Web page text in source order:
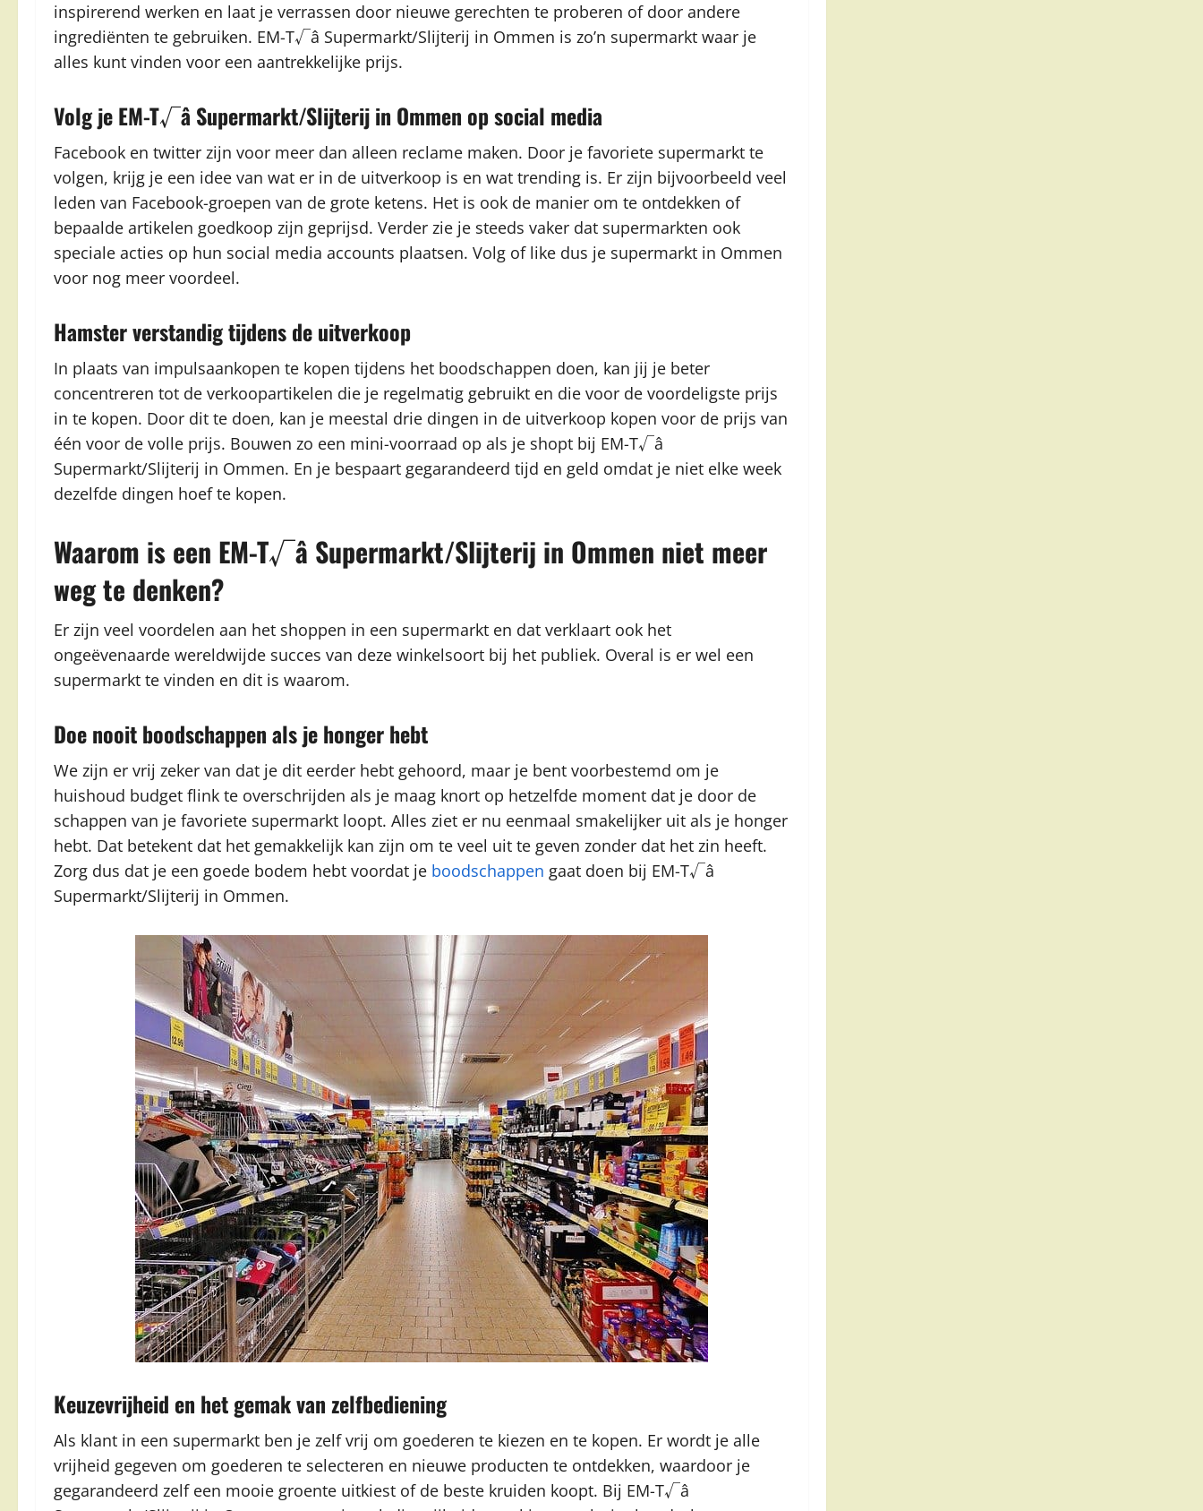
inspirerend werken en laat je verrassen door nieuwe gerechten te proberen of door andere
ingrediënten te gebruiken. EM-T√â Supermarkt/Slijterij in Ommen is zo’n supermarkt waar je
alles kunt vinden voor een aantrekkelijke prijs.
Volg je EM-T√â Supermarkt/Slijterij in Ommen op social media
Facebook en twitter zijn voor meer dan alleen reclame maken. Door je favoriete supermarkt te
volgen, krijg je een idee van wat er in de uitverkoop is en wat trending is. Er zijn bijvoorbeeld veel
leden van Facebook-groepen van de grote ketens. Het is ook de manier om te ontdekken of
bepaalde artikelen goedkoop zijn geprijsd. Verder zie je steeds vaker dat supermarkten ook
speciale acties op hun social media accounts plaatsen. Volg of like dus je supermarkt in Ommen
voor nog meer voordeel.
Hamster verstandig tijdens de uitverkoop
In plaats van impulsaankopen te kopen tijdens het boodschappen doen, kan jij je beter
concentreren tot de verkoopartikelen die je regelmatig gebruikt en die voor de voordeligste prijs
in te kopen. Door dit te doen, kan je meestal drie dingen in de uitverkoop kopen voor de prijs van
één voor de volle prijs. Bouwen zo een mini-voorraad op als je shopt bij EM-T√â
Supermarkt/Slijterij in Ommen. En je bespaart gegarandeerd tijd en geld omdat je niet elke week
dezelfde dingen hoef te kopen.
Waarom is een EM-T√â Supermarkt/Slijterij in Ommen niet meer
weg te denken?
Er zijn veel voordelen aan het shoppen in een supermarkt en dat verklaart ook het
ongeëvenaarde wereldwijde succes van deze winkelsoort bij het publiek. Overal is er wel een
supermarkt te vinden en dit is waarom.
Doe nooit boodschappen als je honger hebt
We zijn er vrij zeker van dat je dit eerder hebt gehoord, maar je bent voorbestemd om je
huishoud budget flink te overschrijden als je maag knort op hetzelfde moment dat je door de
schappen van je favoriete supermarkt loopt. Alles ziet er nu eenmaal smakelijker uit als je honger
hebt. Dat betekent dat het gemakkelijk kan zijn om te veel uit te geven zonder dat het zin heeft.
Zorg dus dat je een goede bodem hebt voordat je boodschappen gaat doen bij EM-T√â
Supermarkt/Slijterij in Ommen.
Keuzevrijheid en het gemak van zelfbediening
Als klant in een supermarkt ben je zelf vrij om goederen te kiezen en te kopen. Er wordt je alle
vrijheid gegeven om goederen te selecteren en nieuwe producten te ontdekken, waardoor je
gegarandeerd zelf een mooie groente uitkiest of de beste kruiden koopt. Bij EM-T√â